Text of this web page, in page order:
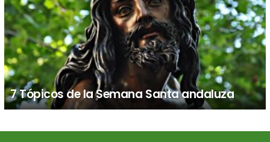
7 Tópicos de la Semana Santa andaluza